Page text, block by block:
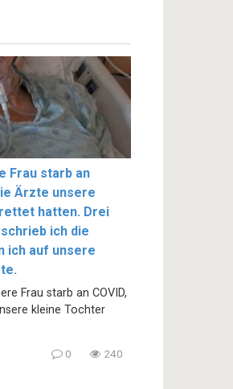
Frau starb an
Ärzte unsere
hatten. Drei
ich die
ich auf unsere
Frau starb an COVID,
kleine Tochter
0 240